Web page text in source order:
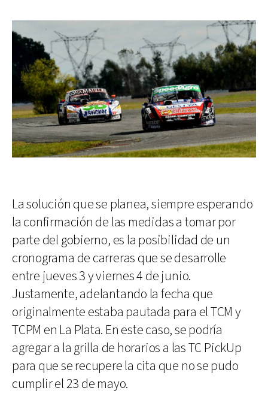
La solución que se planea, siempre esperando
la confirmación de las medidas a tomar por
parte del gobierno, es la posibilidad de un
cronograma de carreras que se desarrolle
entre jueves 3 y viernes 4 de junio.
Justamente, adelantando la fecha que
originalmente estaba pautada para el TCM y
TCPM en La Plata. En este caso, se podría
agregar a la grilla de horarios a las TC PickUp
para que se recupere la cita que no se pudo
cumplir el 23 de mayo.